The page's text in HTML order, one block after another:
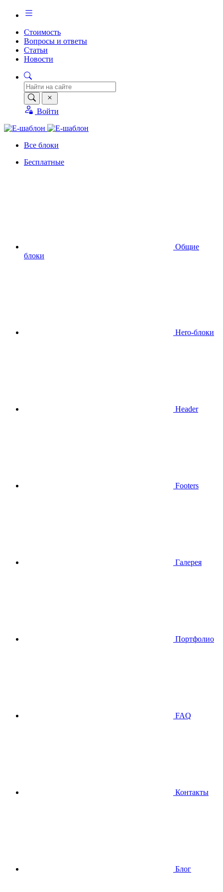
Стоимость
Вопросы и ответы
Статьи
Новости
Войти
Все блоки
Бесплатные
Общие
блоки
Hero-блоки
Header
Footers
Галерея
Портфолио
FAQ
Контакты
Блог